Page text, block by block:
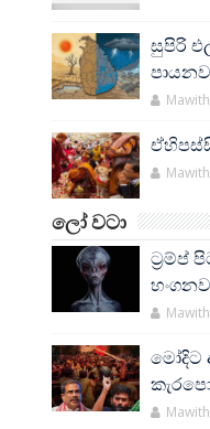
සුපිරි
ලෝ වටා
ට්‍රම්ප්
මෝදිට